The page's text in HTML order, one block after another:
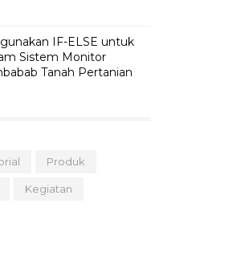
IF-ELSE untuk
Sistem Monitor
Tanah Pertanian
Produk
Kegiatan